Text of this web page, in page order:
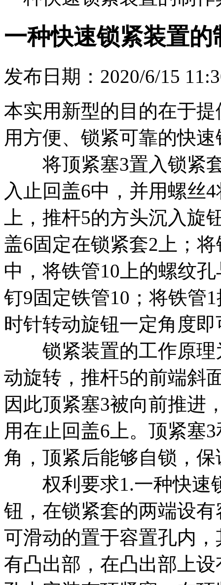
一种快速锁紧装置
发布日期：2020/6/15
本实用新型的目的在于
用方便、锁紧可靠的快
将顶紧塞3置入锁紧套
入止回盖6中，并用螺丝
上，推杆5的方头沉入旋
盖6固定在锁紧套2上；
中，将铁管10上的螺纹
钉9固定铁管10；将铁管
时针转动旋钮一定角度
锁紧装置的工作原理
动旋转，推杆5的前端斜
因此顶紧塞3被向前推进
用在止回盖6上。顶紧塞
角，顶紧后能够自锁，
权利要求1.一种快速
钮，在锁紧套的两端设
可滑动的置于容置孔内
有凸出部，在凸出部上